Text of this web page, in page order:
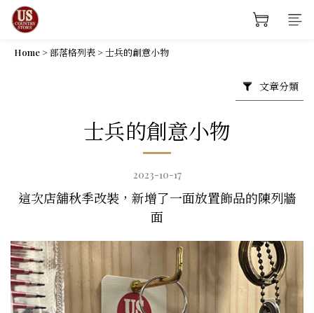
Home >部落格列表 >士兵的創意小物
文章分類
士兵的創意小物
2023-10-17
這次店舖秋季改裝，新增了一面放置飾品的陳列牆
面